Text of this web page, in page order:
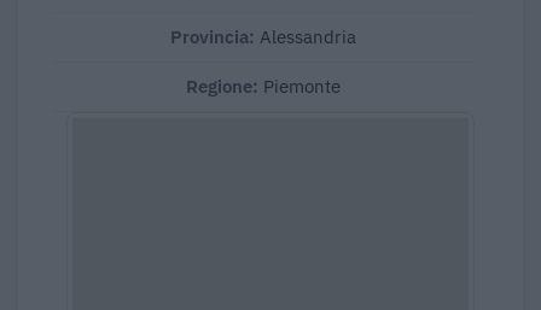
Provincia: Alessandria
Regione: Piemonte